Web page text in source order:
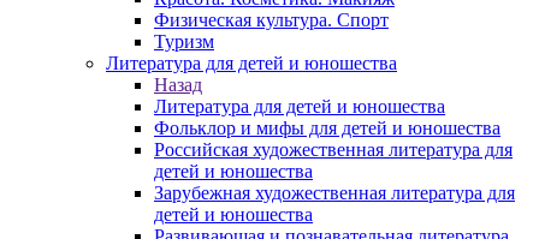
Физическая культура. Спорт
Туризм
Литература для детей и юношества
Назад
Литература для детей и юношества
Фольклор и мифы для детей и юношества
Российская художественная литература для
детей и юношества
Зарубежная художественная литература для
детей и юношества